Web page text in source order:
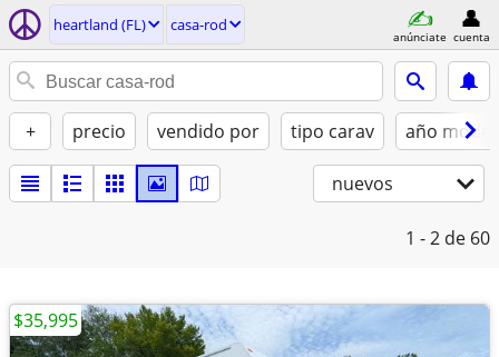
heartland (FL) casa-rod
anúnciate cuenta
+ precio vendido por tipo carav año
nuevos
1 - 2 de 60
$35,995